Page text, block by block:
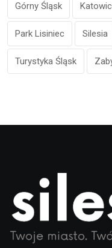
Górny Śląsk
Park Lisiniec Silesia
Turystyka Śląsk